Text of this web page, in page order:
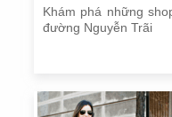
Khám phá những
đường Nguyễn Trãi